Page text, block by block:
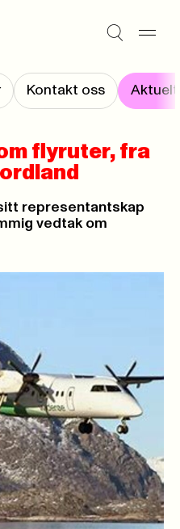
Kontakt oss Aktuelt
flyruter, fra
representantskap
vedtak om